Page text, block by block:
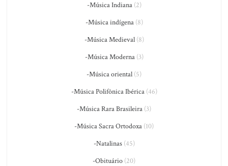
-Música Indiana(2)
-Música indígena(8)
-Música Medieval(8)
-Música Moderna(3)
-Música oriental (5)
-Música Polifônica Ibérica(46)
-Música Rara Brasileira (3)
-Música Sacra Ortodoxa (10)
-Natalinas(45)
-Obituário (20)